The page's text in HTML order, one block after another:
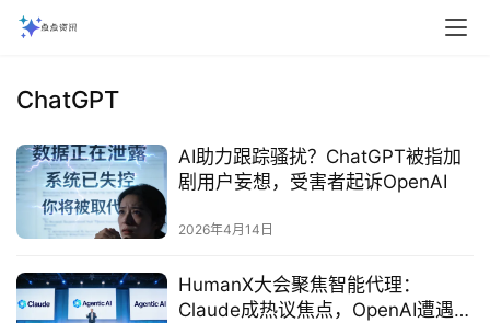
ChatGPT
AI助力跟踪骚扰？ChatGPT被指加
剧用户妄想，受害者起诉OpenAI
2026年4月14日
HumanX大会聚焦智能代理：
Claude成热议焦点，OpenAI遭遇信